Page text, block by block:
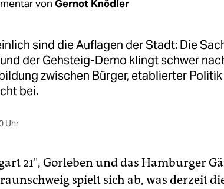
von Gernot Knödler
sind die Auflagen der Stadt: Die
der Gehsteig-Demo klingt schwer
zwischen Bürger, etablierter
bei.
Uhr
21", Gorleben und das Hamburger
spielt sich ab, was derzeit